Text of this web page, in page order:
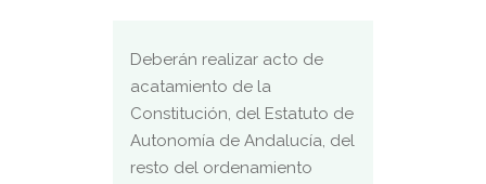
Deberán realizar acto de
acatamiento de la
Constitución, del Estatuto de
Autonomía de Andalucía, del
resto del ordenamiento